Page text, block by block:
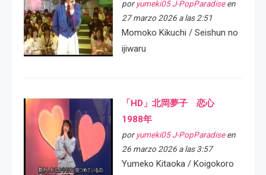
por yumeki05 J-PopParadiseen
27 marzo 2026 a las 2:51
Momoko Kikuchi / Seishun no
ijiwaru
「HD」北岡夢子 恋心
1988年
por yumeki05 J-PopParadiseen
26 marzo 2026 a las 3:57
Yumeko Kitaoka / Koigokoro